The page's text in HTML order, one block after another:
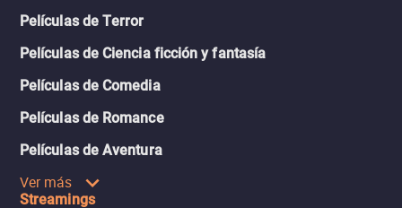
Películas de Terror
Películas de Ciencia ficción y fantasía
Películas de Comedia
Películas de Romance
Películas de Aventura
Ver más
Streamings